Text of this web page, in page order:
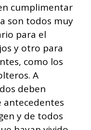
cumplimentar
son todos muy
para el
y otro para
como los
A
deben
y de todos